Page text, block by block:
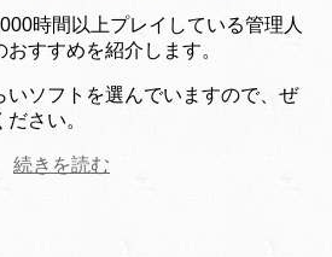
時間以上プレイしている管理人
すすめを紹介します。
いソフトを選んでいますので、ぜ
さい。
続きを読む